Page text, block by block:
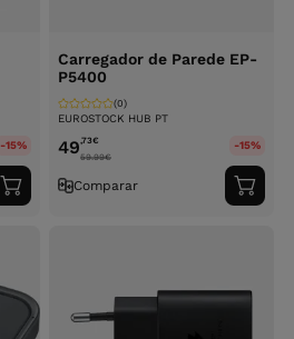
-15%
Adicionar
ao
Carregador de Parede EP-
P5400
EUROSTOCK HUB PT
(0)
49,73€
59.99€
-15%
Comparar
ao